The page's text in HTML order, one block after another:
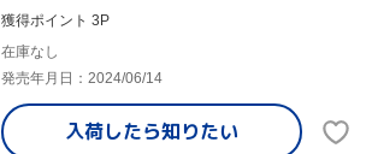
獲得ポイント 3P
在庫なし
発売年月日：2024/06/14
入荷したら知りたい